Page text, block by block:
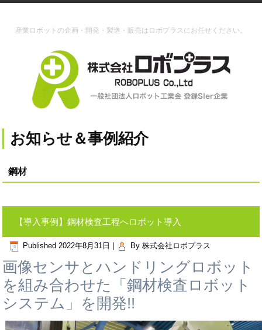
産業ロボットの企画・開発・製造・販売はロボプラスにお任せください。
お知らせ＆事例紹介
鋼材
【導入事例】鋼材検査工程へロボット導入
Published 2022年8月31日 By 株式会社ロボプラス
画像センサとハンドリングロボット
を組み合わせた「鋼材検査ロボット
システム」を開発!!